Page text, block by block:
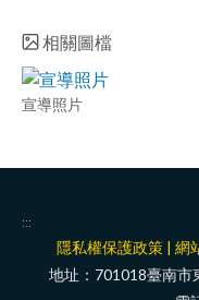
相關圖檔
宣導照片
:::
隱私權保護政策 | 網
地址：701018臺南市